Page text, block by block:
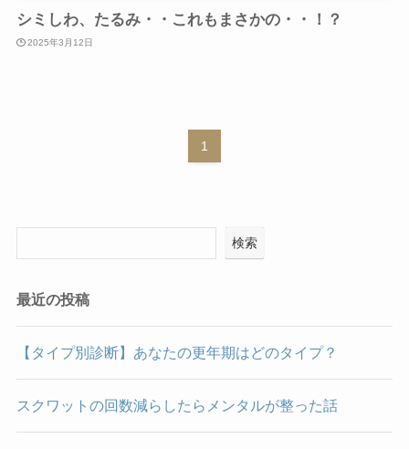
シミしわ、たるみ・・これもまさかの・・！？
2025年3月12日
1
検索
最近の投稿
【タイプ別診断】あなたの更年期はどのタイプ？
スクワットの回数減らしたらメンタルが整った話